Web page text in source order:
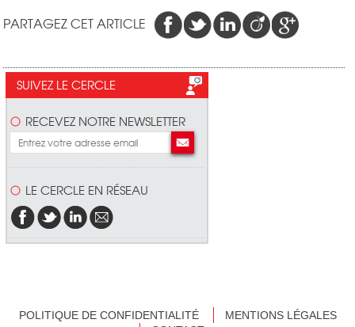
PARTAGEZ CET ARTICLE
SUIVEZ LE CERCLE
RECEVEZ NOTRE NEWSLETTER
LE CERCLE EN RÉSEAU
POLITIQUE DE CONFIDENTIALITÉ
MENTIONS LÉGALES